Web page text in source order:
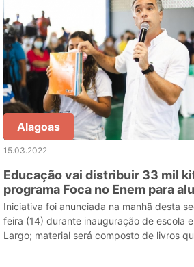
Alagoas
15.03.2022
Educação vai distribuir 33 mil
programa Foca no Enem para
rede estadual
Iniciativa foi anunciada na manhã desta
feira (14) durante inauguração de escola
Largo; material será composto de livros